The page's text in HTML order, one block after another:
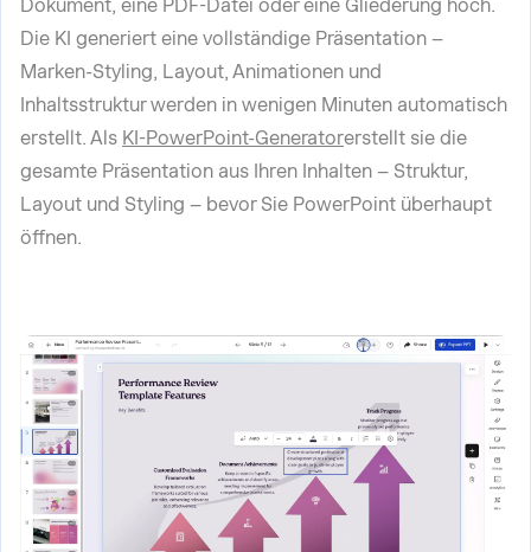
Dokument, eine PDF-Datei oder eine Gliederung hoch.
Die KI generiert eine vollständige Präsentation –
Marken-Styling, Layout, Animationen und
Inhaltsstruktur werden in wenigen Minuten automatisch
erstellt. Als KI-PowerPoint-Generatorerstellt sie die
gesamte Präsentation aus Ihren Inhalten – Struktur,
Layout und Styling – bevor Sie PowerPoint überhaupt
öffnen.